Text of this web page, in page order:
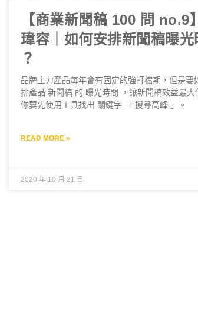
【商業新聞稿 100 問 no.9
瑋容｜如何安排新聞稿曝光
？
品牌主力產品每年會有固定的強打檔期，但是要
排產品 新聞稿 的 曝光時間 ，讓新聞稿效益最大
你要先使用工具找出 關鍵字 「 搜尋高峰 」。
READ MORE »
2020 年 10 月 21 日